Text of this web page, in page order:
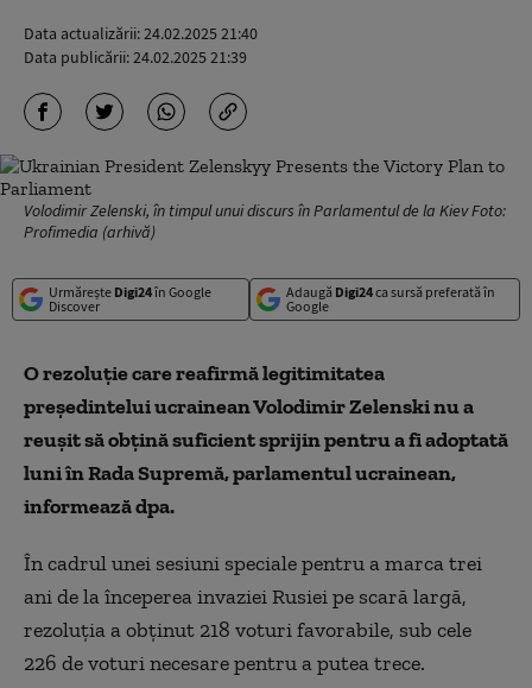
Data actualizării:24.02.2025 21:40
Data publicării:24.02.2025 21:39
Volodimir Zelenski, în timpul unui discurs în Parlamentul de la Kiev Foto:
Profimedia (arhivă)
Urmărește Digi24în Google
Discover
Adaugă Digi24ca sursă preferată în
Google
O rezoluţie care reafirmă legitimitatea
preşedintelui ucrainean Volodimir Zelenski nu a
reuşit să obţină suficient sprijin pentru a fi adoptată
luni în Rada Supremă, parlamentul ucrainean,
informează dpa.
În cadrul unei sesiuni speciale pentru a marca trei
ani de la începerea invaziei Rusiei pe scară largă,
rezoluţia a obţinut 218 voturi favorabile, sub cele
226 de voturi necesare pentru a putea trece.